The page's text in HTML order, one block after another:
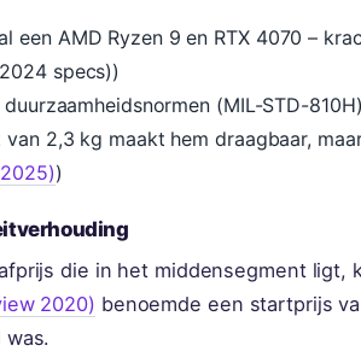
een AMD Ryzen 9 en RTX 4070 –
specs))
(MIL-STD-
van 2,3 kg maakt hem draagbaar,
)
die in het middensegment ligt,
2020) benoemde een startprijs
was.